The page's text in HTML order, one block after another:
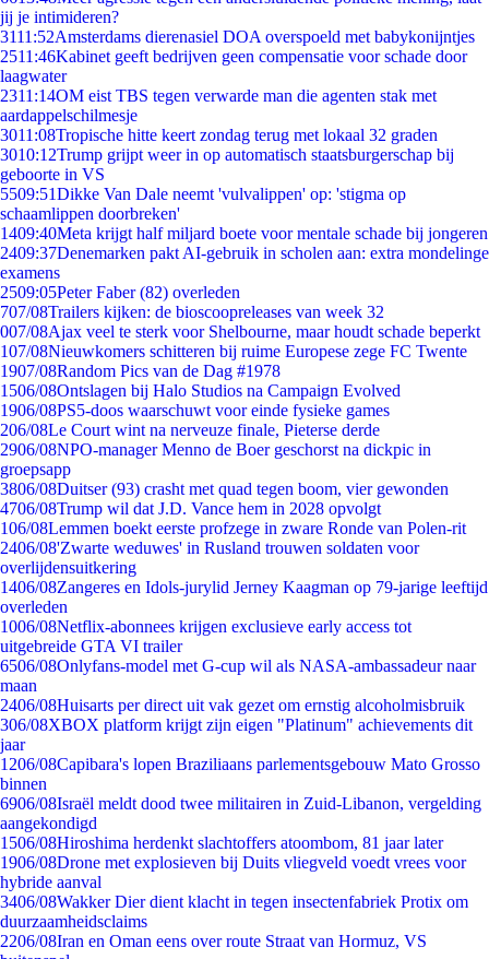
jij je intimideren?
3111:52Amsterdams dierenasiel DOA overspoeld met babykonijntjes
2511:46Kabinet geeft bedrijven geen compensatie voor schade door
laagwater
2311:14OM eist TBS tegen verwarde man die agenten stak met
aardappelschilmesje
3011:08Tropische hitte keert zondag terug met lokaal 32 graden
3010:12Trump grijpt weer in op automatisch staatsburgerschap bij
geboorte in VS
5509:51Dikke Van Dale neemt 'vulvalippen' op: 'stigma op
schaamlippen doorbreken'
1409:40Meta krijgt half miljard boete voor mentale schade bij jongeren
2409:37Denemarken pakt AI-gebruik in scholen aan: extra mondelinge
examens
2509:05Peter Faber (82) overleden
707/08Trailers kijken: de bioscoopreleases van week 32
007/08Ajax veel te sterk voor Shelbourne, maar houdt schade beperkt
107/08Nieuwkomers schitteren bij ruime Europese zege FC Twente
1907/08Random Pics van de Dag #1978
1506/08Ontslagen bij Halo Studios na Campaign Evolved
1906/08PS5-doos waarschuwt voor einde fysieke games
206/08Le Court wint na nerveuze finale, Pieterse derde
2906/08NPO-manager Menno de Boer geschorst na dickpic in
groepsapp
3806/08Duitser (93) crasht met quad tegen boom, vier gewonden
4706/08Trump wil dat J.D. Vance hem in 2028 opvolgt
106/08Lemmen boekt eerste profzege in zware Ronde van Polen-rit
2406/08'Zwarte weduwes' in Rusland trouwen soldaten voor
overlijdensuitkering
1406/08Zangeres en Idols-jurylid Jerney Kaagman op 79-jarige leeftijd
overleden
1006/08Netflix-abonnees krijgen exclusieve early access tot
uitgebreide GTA VI trailer
6506/08Onlyfans-model met G-cup wil als NASA-ambassadeur naar
maan
2406/08Huisarts per direct uit vak gezet om ernstig alcoholmisbruik
306/08XBOX platform krijgt zijn eigen "Platinum" achievements dit
jaar
1206/08Capibara's lopen Braziliaans parlementsgebouw Mato Grosso
binnen
6906/08Israël meldt dood twee militairen in Zuid-Libanon, vergelding
aangekondigd
1506/08Hiroshima herdenkt slachtoffers atoombom, 81 jaar later
1906/08Drone met explosieven bij Duits vliegveld voedt vrees voor
hybride aanval
3406/08Wakker Dier dient klacht in tegen insectenfabriek Protix om
duurzaamheidsclaims
2206/08Iran en Oman eens over route Straat van Hormuz, VS